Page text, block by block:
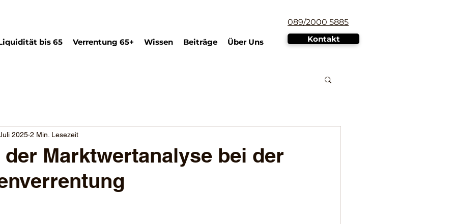
bis 65 Verrentung 65+ Wissen Beiträge Über Uns
089/2000 5885
Kontakt
der Marktwertanalyse bei der
2025 2 Min. Lesezeit